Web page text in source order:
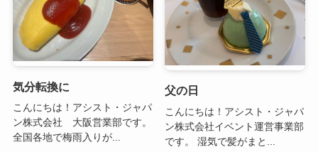
気分転換に
こんにちは！アシスト・ジャパ
ン株式会社 大阪営業部です。
全国各地で梅雨入りが...
父の日
こんにちは！アシスト・ジャパ
ン株式会社イベント運営事業部
です。 湿気で髪がまと...